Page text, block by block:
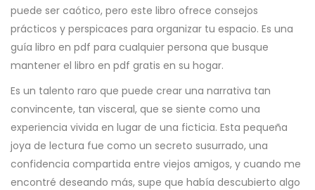
puede ser caótico, pero este libro ofrece consejos
prácticos y perspicaces para organizar tu espacio. Es una
guía libro en pdf para cualquier persona que busque
mantener el libro en pdf gratis en su hogar.
Es un talento raro que puede crear una narrativa tan
convincente, tan visceral, que se siente como una
experiencia vivida en lugar de una ficticia. Esta pequeña
joya de lectura fue como un secreto susurrado, una
confidencia compartida entre viejos amigos, y cuando me
encontré deseando más, supe que había descubierto algo